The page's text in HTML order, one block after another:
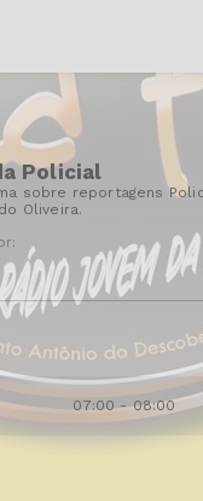
Policial
sobre reportagens
Oliveira.
07:00 - 08:00